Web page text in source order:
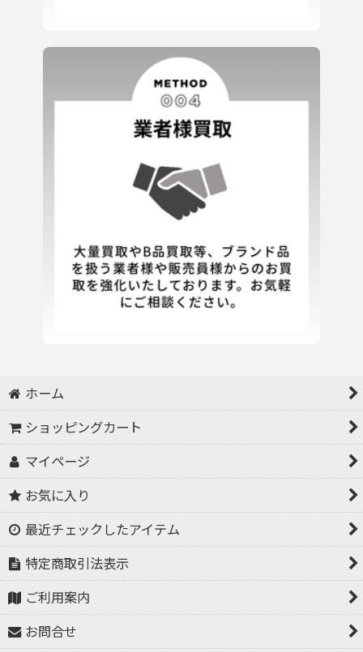
ホーム
ショッピングカート
マイページ
お気に入り
最近チェックしたアイテム
特定商取引法表示
ご利用案内
お問合せ